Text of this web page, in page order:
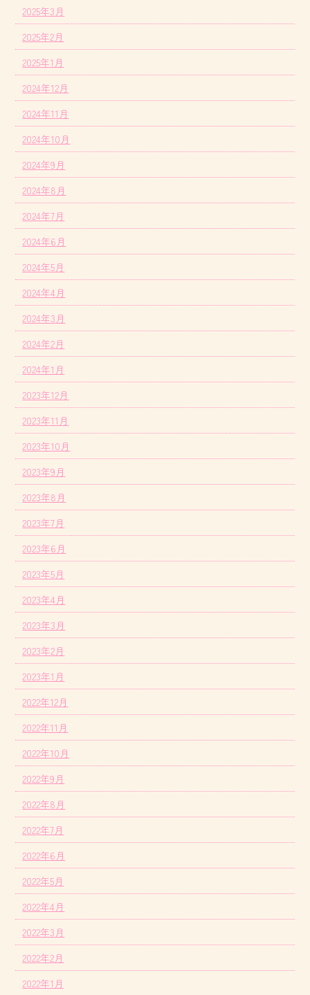
2025年3月
2025年2月
2025年1月
2024年12月
2024年11月
2024年10月
2024年9月
2024年8月
2024年7月
2024年6月
2024年5月
2024年4月
2024年3月
2024年2月
2024年1月
2023年12月
2023年11月
2023年10月
2023年9月
2023年8月
2023年7月
2023年6月
2023年5月
2023年4月
2023年3月
2023年2月
2023年1月
2022年12月
2022年11月
2022年10月
2022年9月
2022年8月
2022年7月
2022年6月
2022年5月
2022年4月
2022年3月
2022年2月
2022年1月